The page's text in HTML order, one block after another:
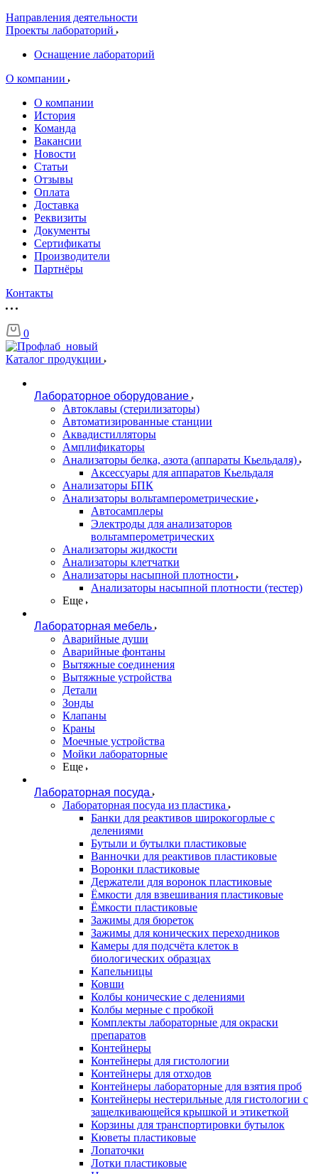
Направления деятельности
Проекты лабораторий
Оснащение лабораторий
О компании
О компании
История
Команда
Вакансии
Новости
Статьи
Отзывы
Оплата
Доставка
Реквизиты
Документы
Сертификаты
Производители
Партнёры
Контакты
0
Каталог продукции
Лабораторное оборудование
Автоклавы (стерилизаторы)
Автоматизированные станции
Аквадистилляторы
Амплификаторы
Анализаторы белка, азота (аппараты Кьельдаля)
Аксессуары для аппаратов Кьельдаля
Анализаторы БПК
Анализаторы вольтамперометрические
Автосамплеры
Электроды для анализаторов
вольтамперометрических
Анализаторы жидкости
Анализаторы клетчатки
Анализаторы насыпной плотности
Анализаторы насыпной плотности (тестер)
Еще
Лабораторная мебель
Аварийные души
Аварийные фонтаны
Вытяжные соединения
Вытяжные устройства
Детали
Зонды
Клапаны
Краны
Моечные устройства
Мойки лабораторные
Еще
Лабораторная посуда
Лабораторная посуда из пластика
Банки для реактивов широкогорлые с
делениями
Бутыли и бутылки пластиковые
Ванночки для реактивов пластиковые
Воронки пластиковые
Держатели для воронок пластиковые
Ёмкости для взвешивания пластиковые
Ёмкости пластиковые
Зажимы для бюреток
Зажимы для конических переходников
Камеры для подсчёта клеток в
биологических образцах
Капельницы
Ковши
Колбы конические с делениями
Колбы мерные с пробкой
Комплекты лабораторные для окраски
препаратов
Контейнеры
Контейнеры для гистологии
Контейнеры для отходов
Контейнеры лабораторные для взятия проб
Контейнеры нестерильные для гистологии с
защелкивающейся крышкой и этикеткой
Корзины для транспортировки бутылок
Кюветы пластиковые
Лопаточки
Лотки пластиковые